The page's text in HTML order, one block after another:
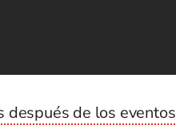
después de los eventos